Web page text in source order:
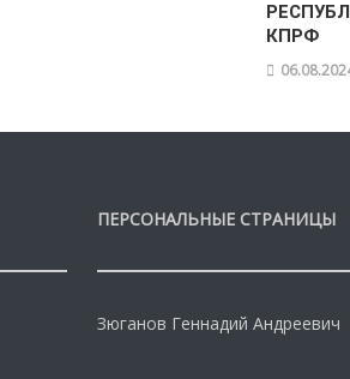
КПРФ
ПЕРСОНАЛЬНЫЕ СТРАНИЦЫ
Зюганов Геннадий Андреевич